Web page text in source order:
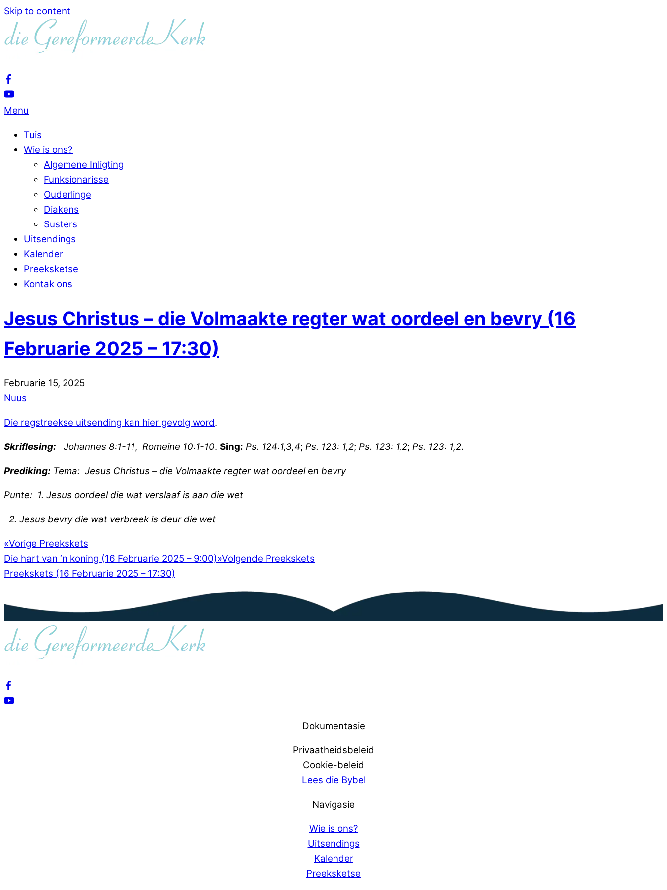
Skip to content
Menu
Tuis
Wie is ons?
Algemene Inligting
Funksionarisse
Ouderlinge
Diakens
Susters
Uitsendings
Kalender
Preeksketse
Kontak ons
Jesus Christus – die Volmaakte regter wat oordeel en bevry (16
Februarie 2025 – 17:30)
Februarie 15, 2025
Nuus
Die regstreekse uitsending kan hier gevolg word.
Skriflesing: Johannes 8:1-11, Romeine 10:1-10. Sing: Ps. 124:1,3,4; Ps. 123: 1,2; Ps. 123: 1,2; Ps. 123: 1,2.
Prediking: Tema: Jesus Christus – die Volmaakte regter wat oordeelen bevry
Punte: 1. Jesus oordeel die wat verslaaf is aan die wet
2. Jesus bevry die wat verbreek is deur die wet
«Vorige Preekskets
Die hart van ‘n koning (16 Februarie 2025 – 9:00)»Volgende Preekskets
Preekskets (16 Februarie 2025 – 17:30)
Dokumentasie
Privaatheidsbeleid
Cookie-beleid
Lees die Bybel
Navigasie
Wie is ons?
Uitsendings
Kalender
Preeksketse